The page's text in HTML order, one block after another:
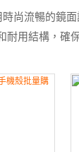
尚流暢的鏡
用結構，確